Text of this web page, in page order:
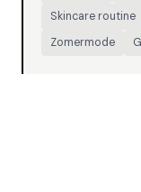
Skincare routine
Zomermode